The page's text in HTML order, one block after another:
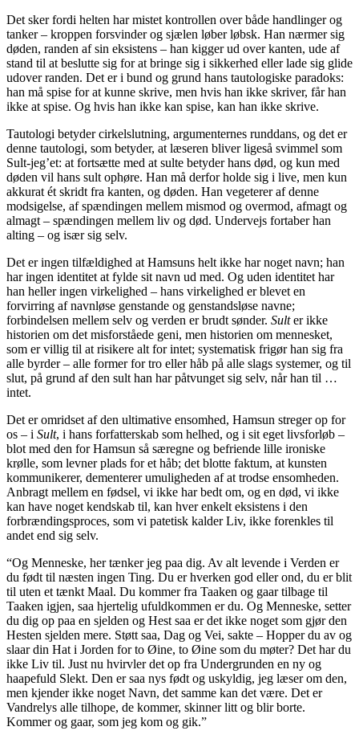
Det sker fordi helten har mistet kontrollen over både handlinger og
tanker – kroppen forsvinder og sjælen løber løbsk. Han nærmer sig
døden, randen af sin eksistens – han kigger ud over kanten, ude af
stand til at beslutte sig for at bringe sig i sikkerhed eller lade sig glide
udover randen. Det er i bund og grund hans tautologiske paradoks:
han må spise for at kunne skrive, men hvis han ikke skriver, får han
ikke at spise. Og hvis han ikke kan spise, kan han ikke skrive.
Tautologi betyder cirkelslutning, argumenternes runddans, og det er
denne tautologi, som betyder, at læseren bliver ligeså svimmel som
Sult-jeg’et: at fortsætte med at sulte betyder hans død, og kun med
døden vil hans sult ophøre. Han må derfor holde sig i live, men kun
akkurat ét skridt fra kanten, og døden. Han vegeterer af denne
modsigelse, af spændingen mellem mismod og overmod, afmagt og
almagt – spændingen mellem liv og død. Undervejs fortaber han
alting – og især sig selv.
Det er ingen tilfældighed at Hamsuns helt ikke har noget navn; han
har ingen identitet at fylde sit navn ud med. Og uden identitet har
han heller ingen virkelighed – hans virkelighed er blevet en
forvirring af navnløse genstande og genstandsløse navne;
forbindelsen mellem selv og verden er brudt sønder. Sulter ikke
historien om det misforståede geni, men historien om mennesket,
som er villig til at risikere alt for intet; systematisk frigør han sig fra
alle byrder – alle former for tro eller håb på alle slags systemer, og til
slut, på grund af den sult han har påtvunget sig selv, når han til …
intet.
Det er omridset af den ultimative ensomhed, Hamsun streger op for
os – i Sult, i hans forfatterskab som helhed, og i sit eget livsforløb –
blot med den for Hamsun så særegne og befriende lille ironiske
krølle, som levner plads for et håb; det blotte faktum, at kunsten
kommunikerer, dementerer umuligheden af at trodse ensomheden.
Anbragt mellem en fødsel, vi ikke har bedt om, og en død, vi ikke
kan have noget kendskab til, kan hver enkelt eksistens i den
forbrændingsproces, som vi patetisk kalder Liv, ikke forenkles til
andet end sig selv.
“Og Menneske, her tænker jeg paa dig. Av alt levende i Verden er
du født til næsten ingen Ting. Du er hverken god eller ond, du er blit
til uten et tænkt Maal. Du kommer fra Taaken og gaar tilbage til
Taaken igjen, saa hjertelig ufuldkommen er du. Og Menneske, setter
du dig op paa en sjelden og Hest saa er det ikke noget som gjør den
Hesten sjelden mere. Støtt saa, Dag og Vei, sakte – Hopper du av og
slaar din Hat i Jorden for to Øine, to Øine som du møter? Det har du
ikke Liv til. Just nu hvirvler det op fra Undergrunden en ny og
haapefuld Slekt. Den er saa nys født og uskyldig, jeg læser om den,
men kjender ikke noget Navn, det samme kan det være. Det er
Vandrelys alle tilhope, de kommer, skinner litt og blir borte.
Kommer og gaar, som jeg kom og gik.”